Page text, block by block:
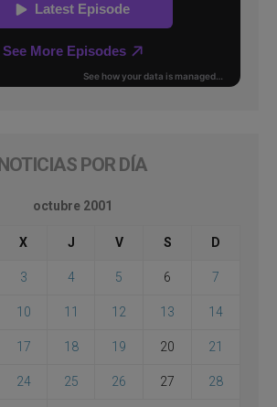
NOTICIAS POR DÍA
octubre 2001
X J V S D
3 4 5 6 7
10 11 12 13 14
17 18 19 20 21
24 25 26 27 28